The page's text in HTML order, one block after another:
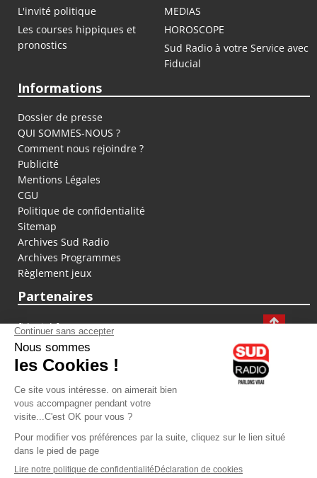
L'invité politique
MEDIAS
Les courses hippiques et
pronostics
HOROSCOPE
Sud Radio à votre Service avec
Fiducial
Informations
Dossier de presse
QUI SOMMES-NOUS ?
Comment nous rejoindre ?
Publicité
Mentions Légales
CGU
Politique de confidentialité
Sitemap
Archives Sud Radio
Archives Programmes
Règlement jeux
Partenaires
fiducial.fr
lyoncapitale.fr
olympique-et-lyonnais.com
L'application Iphone / Android
Téléchargez l'application
Les cookies